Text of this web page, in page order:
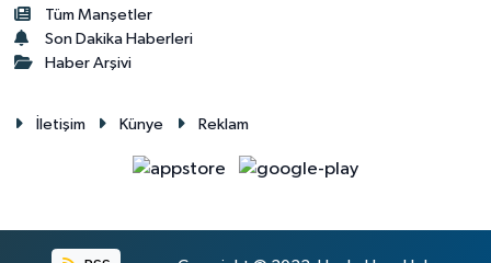
Tüm Manşetler
Son Dakika Haberleri
Haber Arşivi
İletişim Künye Reklam